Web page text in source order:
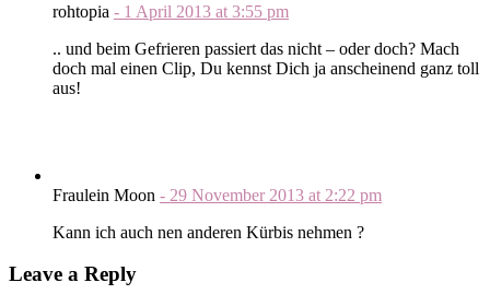
rohtopia - 1 April 2013 at 3:55 pm
.. und beim Gefrieren passiert das nicht – oder doch? Mach
doch mal einen Clip, Du kennst Dich ja anscheinend ganz toll
aus!
Fraulein Moon - 29 November 2013 at 2:22 pm
Kann ich auch nen anderen Kürbis nehmen ?
Leave a Reply